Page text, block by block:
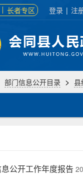
长者专区 登录 | 注
部门信息公开目录 > 县
公开工作年度报告